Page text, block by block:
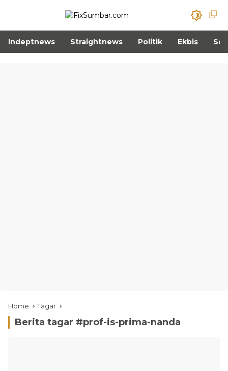
Indeptnews Straightnews Politik Ekbis
Home Tagar
Berita tagar #prof-is-prima-nanda